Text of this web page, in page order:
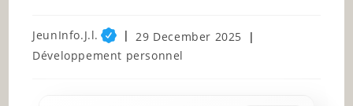
Post
author:
JeunInfo.J.l.
Post
published:
29 December 2025
Post
Développement personnel